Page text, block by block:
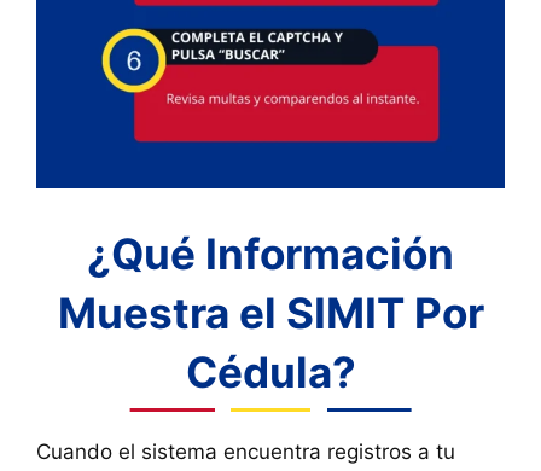
¿Qué Información
Muestra el SIMIT Por
Cédula?
Cuando el sistema encuentra registros a tu